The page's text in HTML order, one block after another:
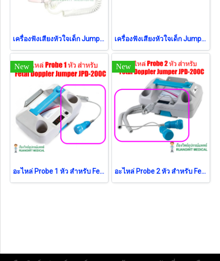
เครื่องฟังเสียงหัวใจเด็ก Jumper JPD-100A (Fetal Doppler) (รุ่นไม่มีกล่อง รับประกันร้าน 1 ปี) เครื่องฟังเสียงหัวใจเด็ก Jumper JPD-200C-1P (Fetal Doppler)
New
อะไหล่ Probe 1 หัว สำหรับ Fetal Doppler Jumper JPD-200C
New
อะไหล่ Probe 2 หัว สำหรับ Fetal Doppler Jumper JPD-200C